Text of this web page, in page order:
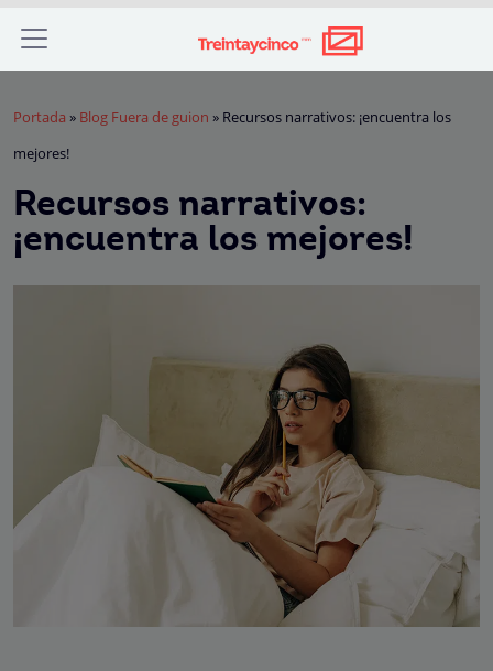
Portada » Blog Fuera de guion » Recursos narrativos: ¡encuentra los
mejores!
Recursos narrativos:
¡encuentra los mejores!